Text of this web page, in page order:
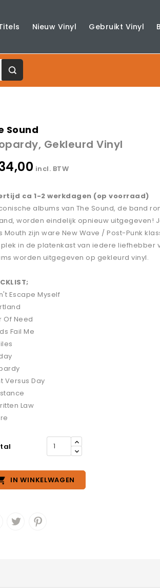
Nieuw Vinyl Gebruikt Vinyl
Sound
Gekleurd Vinyl
incl. BTW
ca 1-2 werkdagen (op voorraad)
albums van The Sound, de band
worden eindelijk opnieuw uitgegeven!
Mouth zijn ware New Wave / Post-Punk
in de platenkast van iedere liefhebber
worden uitgegeven op gekleurd vinyl.
Escape Myself
Of Need
Fail Me
Versus Day
Law
IN WINKELWAGEN